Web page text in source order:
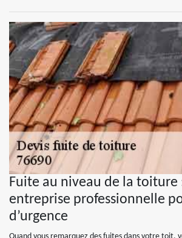
Fuite au niveau de la toiture
entreprise professionnelle
d’urgence